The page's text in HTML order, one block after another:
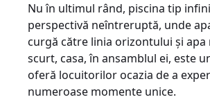
Nu în ultimul rând, piscina tip
perspectivă neîntreruptă, unde
curgă către linia orizontului și apa
scurt, casa, în ansamblul ei, este
oferă locuitorilor ocazia de a
numeroase momente unice.